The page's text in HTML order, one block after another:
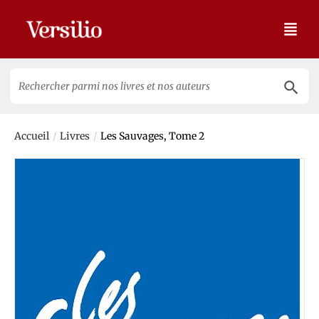
for:
Accueil / Livres / Les Sauvages, Tome 2